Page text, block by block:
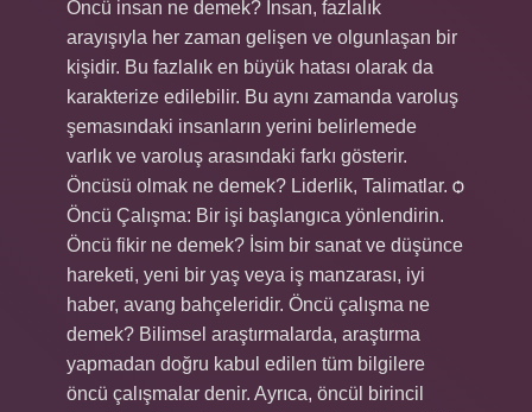
Öncü insan ne demek? İnsan, fazlalık
arayışıyla her zaman gelişen ve olgunlaşan bir
kişidir. Bu fazlalık en büyük hatası olarak da
karakterize edilebilir. Bu aynı zamanda varoluş
şemasındaki insanların yerini belirlemede
varlık ve varoluş arasındaki farkı gösterir.
Öncüsü olmak ne demek? Liderlik, Talimatlar. ѻ
Öncü Çalışma: Bir işi başlangıca yönlendirin.
Öncü fikir ne demek? İsim bir sanat ve düşünce
hareketi, yeni bir yaş veya iş manzarası, iyi
haber, avang bahçeleridir. Öncü çalışma ne
demek? Bilimsel araştırmalarda, araştırma
yapmadan doğru kabul edilen tüm bilgilere
öncü çalışmalar denir. Ayrıca, öncül birincil